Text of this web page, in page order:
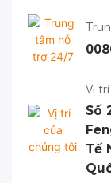
Vị
Số
Tế